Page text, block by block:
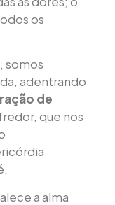
os
somos
adentrando
de
que nos
a alma